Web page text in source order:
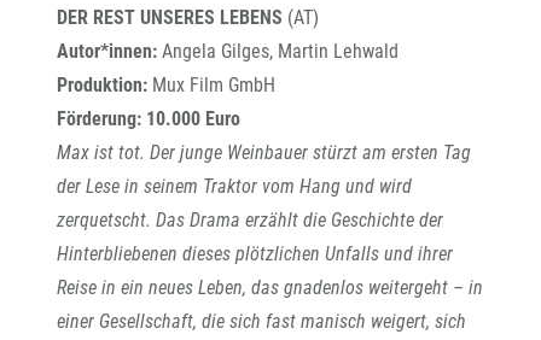
DER REST UNSERES LEBENS (AT)
Autor*innen: Angela Gilges, Martin Lehwald
Produktion: Mux Film GmbH
Förderung: 10.000 Euro
Max ist tot. Der junge Weinbauer stürzt am ersten Tag
der Lese in seinem Traktor vom Hang und wird
zerquetscht. Das Drama erzählt die Geschichte der
Hinterbliebenen dieses plötzlichen Unfalls und ihrer
Reise in ein neues Leben, das gnadenlos weitergeht – in
einer Gesellschaft, die sich fast manisch weigert, sich